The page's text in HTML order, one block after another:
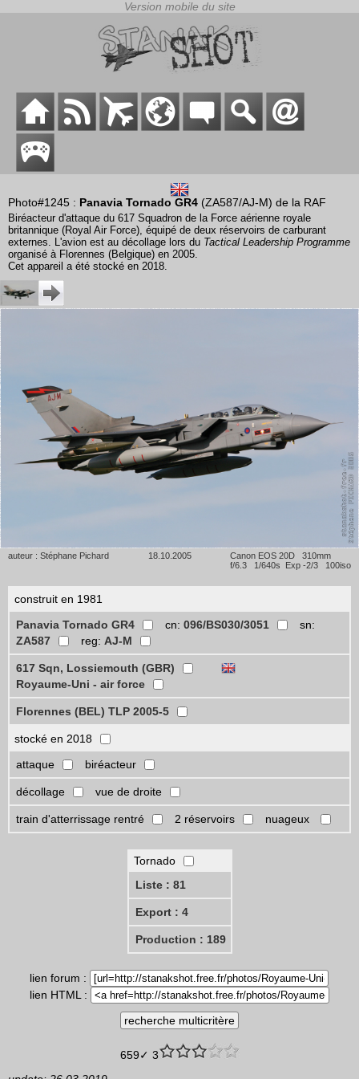
Photo#1245 : Panavia Tornado GR4 (ZA587/AJ-M) de la RAF
Biréacteur d'attaque du 617 Squadron de la Force aérienne royale
britannique (Royal Air Force), équipé de deux réservoirs de carburant
externes. L'avion est au décollage lors du Tactical Leadership Programme
organisé à Florennes (Belgique) en 2005.
Cet appareil a été stocké en 2018.
auteur : Stéphane Pichard 18.10.2005
Canon EOS 20D 310mm
f/6.3 1/640s Exp -2/3 100iso
construit en 1981
Panavia Tornado GR4
cn: 096/BS030/3051
sn:
ZA587
reg: AJ-M
617 Sqn, Lossiemouth (GBR)
Royaume-Uni - air force
Florennes (BEL) TLP 2005-5
stocké en 2018
attaque
biréacteur
décollage vue de droite
train d'atterrissage rentré 2 réservoirs nuageux
Tornado
Liste : 81
Export : 4
Production : 189
lien forum :
lien HTML :
659✓ 3